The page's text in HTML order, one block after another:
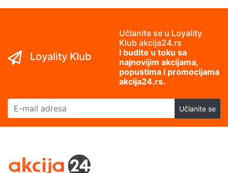
Loyality Klub
Učlanite se u Loyality
Klub akcija24.rs
I budite u toku sa
najnovijim akcijama,
popustima i promocijama
akcija24.rs.
E-mail adresa
Učlanite se